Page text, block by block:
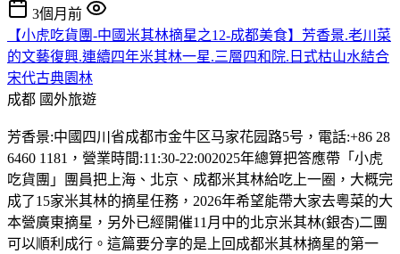
3個月前
【小虎吃貨團-中國米其林摘星之12-成都美食】芳香景.老川菜
的文藝復興.連續四年米其林一星.三層四和院.日式枯山水結合
宋代古典園林
成都 國外旅遊
芳香景:中國四川省成都市金牛区马家花园路5号，電話:+86 28
6460 1181，營業時間:11:30-22:002025年總算把答應帶「小虎
吃貨團」團員把上海、北京、成都米其林給吃上一圈，大概完
成了15家米其林的摘星任務，2026年希望能帶大家去粵菜的大
本營廣東摘星，另外已經開催11月中的北京米其林(銀杏)二團
可以順利成行。這篇要分享的是上回成都米其林摘星的第一